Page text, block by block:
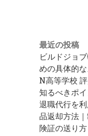
最近の投稿
ビルドジョ
めの具体的
N高等学校
知るべきポ
退職代行を
品返却方法
険証の送り方